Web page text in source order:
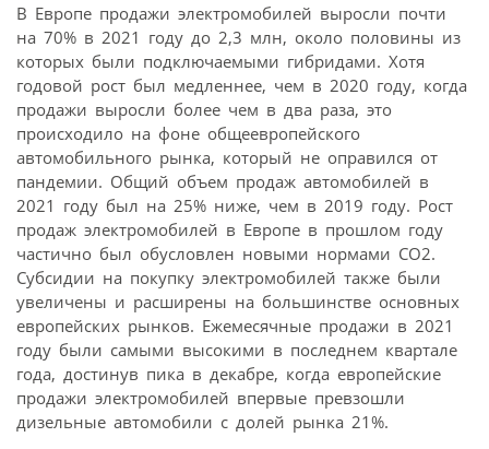
В Европе продажи электромобилей выросли почти
на 70% в 2021 году до 2,3 млн, около половины из
которых были подключаемыми гибридами. Хотя
годовой рост был медленнее, чем в 2020 году, когда
продажи выросли более чем в два раза, это
происходило на фоне общеевропейского
автомобильного рынка, который не оправился от
пандемии. Общий объем продаж автомобилей в
2021 году был на 25% ниже, чем в 2019 году. Рост
продаж электромобилей в Европе в прошлом году
частично был обусловлен новыми нормами CO2.
Субсидии на покупку электромобилей также были
увеличены и расширены на большинстве основных
европейских рынков. Ежемесячные продажи в 2021
году были самыми высокими в последнем квартале
года, достинув пика в декабре, когда европейские
продажи электромобилей впервые превзошли
дизельные автомобили с долей рынка 21%.